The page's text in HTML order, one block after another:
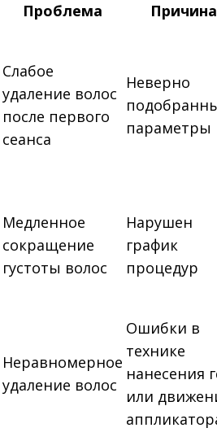
Проблема Причина
Слабое
удаление волос
после первого
сеанса
Неверно
параметры
Медленное
сокращение
густоты волос
Нарушен
график
процедур
Неравномерное
удаление волос
Ошибки в
технике
нанесения
или